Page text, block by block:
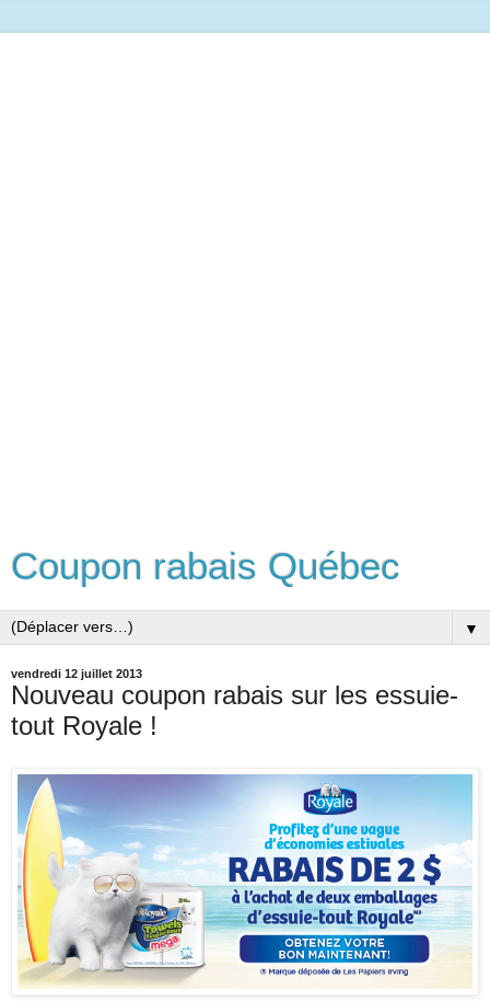
Coupon rabais Québec
▼
vendredi 12 juillet 2013
Nouveau coupon rabais sur les essuie-
tout Royale !